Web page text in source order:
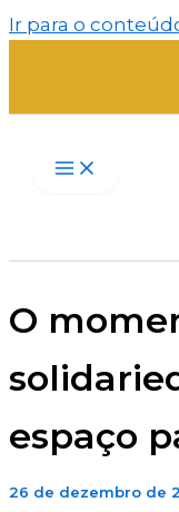
Ir para o
O
espaço
26 de dezembro de